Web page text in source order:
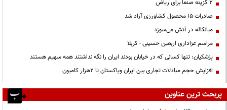
۲ گزینه صنعا برای ریاض
صادرات ۱۵ محصول کشاورزی آزاد شد
میانکاله در آتش می‌سوزد
مراسم عزاداری اربعین حسینی - کربلا
پزشکیان: تنها کسانی که در خیابان بودند ایران را نگه نداشتند همه سهیم هستند
افزایش حجم مبادلات تجاری بین ایران وپاکستان تا 2هزار کامیون
پربحث ترین عناوین